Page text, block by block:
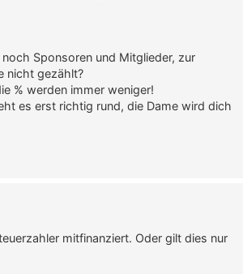
Sponsoren und Mitglieder, zur
nicht gezählt?
% werden immer weniger!
es erst richtig rund, die Dame wird dich
mitfinanziert. Oder gilt dies nur